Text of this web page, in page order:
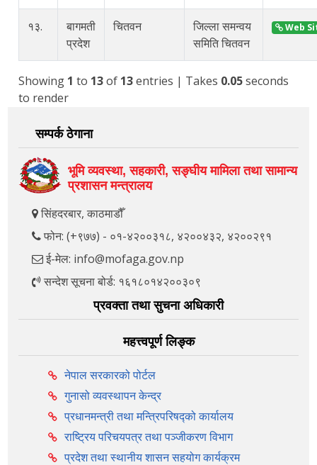
१३.
बागमती
प्रदेश
चितवन
जिल्ला समन्वय
समिति चितवन
Web
Showing 1 to 13of 13entries | Takes 0.05seconds
to render
सम्पर्क ठेगाना
भूमि व्यवस्था, सहकारी, सङ्‍घीय मामिला तथा सामान्य
प्रशासन मन्त्रालय
सिंहदरबार, काठमाडौँ
फोन: (+९७७) - ०१-४२००३१८, ४२००४३२, ४२००२९१
ई-मेल: info@mofaga.gov.np
सन्देश सूचना बोर्ड: १६१८०१४२००३०९
प्रवक्ता तथा सुचना अधिकारी
महत्त्वपूर्ण लिङ्क
नेपाल सरकारको पोर्टल
गुनासो व्यवस्थापन केन्द्र
प्रधानमन्त्री तथा मन्त्रिपरिषद्को कार्यालय
राष्ट्रिय परिचयपत्र तथा पञ्‍जीकरण विभाग
प्रदेश तथा स्थानीय शासन सहयोग कार्यक्रम